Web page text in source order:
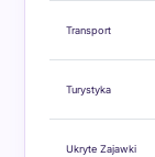
Transport
Turystyka
Ukryte Zajawki